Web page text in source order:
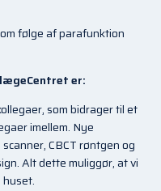
følge af parafunktion
er:
som bidrager til et
imellem. Nye
CBCT røntgen og
Alt dette muliggør, at vi